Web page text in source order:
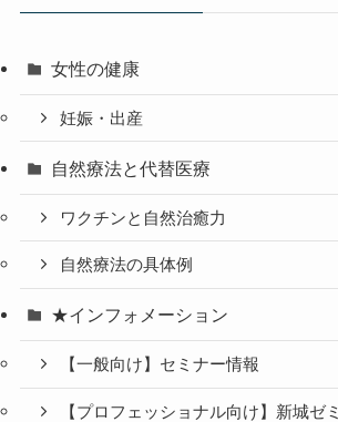
女性の健康
妊娠・出産
自然療法と代替医療
ワクチンと自然治癒力
自然療法の具体例
★インフォメーション
【一般向け】セミナー情報
【プロフェッショナル向け】新城ゼミ